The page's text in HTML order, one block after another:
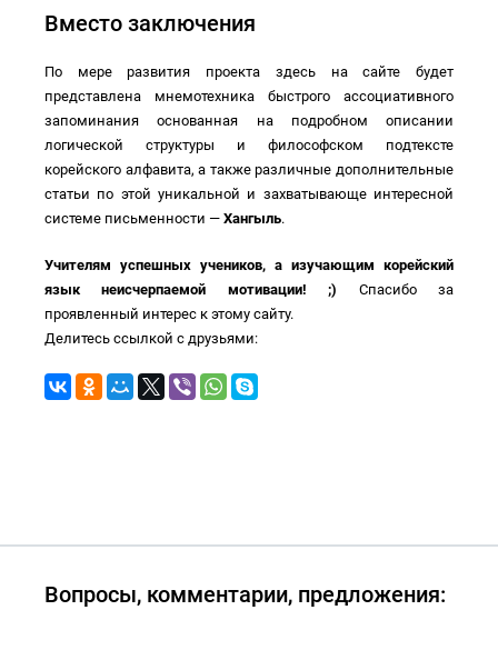
Вместо заключения
По мере развития проекта здесь на сайте будет
представлена мнемотехника быстрого ассоциативного
запоминания основанная на подробном описании
логической структуры и философском подтексте
корейского алфавита, а также различные дополнительные
статьи по этой уникальной и захватывающе интересной
системе письменности — Хангыль.
Учителям успешных учеников, а изучающим корейский
язык неисчерпаемой мотивации! ;) Спасибо за
проявленный интерес к этому сайту.
Делитесь ссылкой с друзьями:
Вопросы, комментарии, предложения: